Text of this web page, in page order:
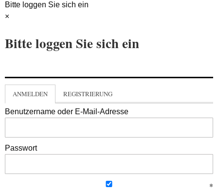
Bitte loggen Sie sich ein
×
Bitte loggen Sie sich ein
ANMELDEN REGISTRIERUNG
Benutzername oder E-Mail-Adresse
Passwort